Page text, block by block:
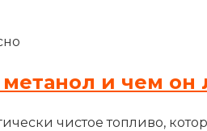
и чем он
чистое топливо,